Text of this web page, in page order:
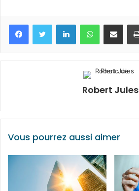
FacebookTwitter LinkedinWhatsApp
Partagez par mail
Robert Jules
Vous pourrez aussi aimer